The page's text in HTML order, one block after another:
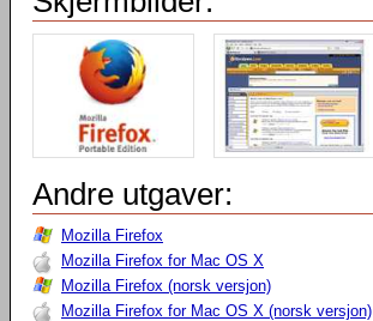
Andre utgaver:
Mozilla Firefox
Mozilla Firefox for Mac OS X
Mozilla Firefox (norsk versjon)
Mozilla Firefox for Mac OS X (norsk versjon)